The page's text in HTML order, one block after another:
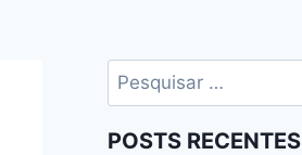
Pesquisar
por:
POSTS RECENTES